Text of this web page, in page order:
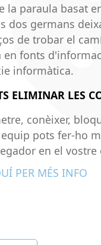
la paraula basat
dos germans
de trobar el
en fonts
informàtica.
ELIMINAR LES
conèixer,
pots fer-ho
en el vostre
PER MÉS INFO